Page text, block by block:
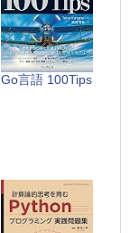
Go言語 100Tips